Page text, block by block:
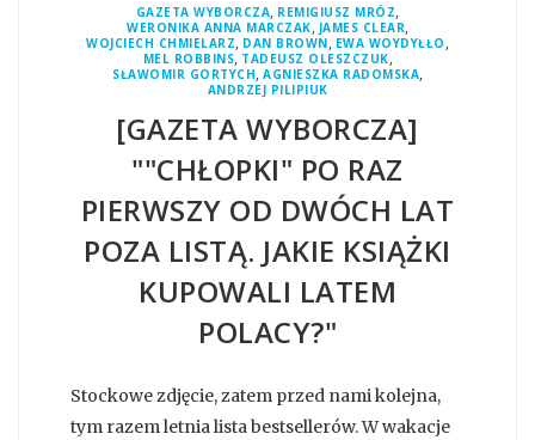
GAZETA WYBORCZA, REMIGIUSZ MRÓZ,
WERONIKA ANNA MARCZAK, JAMES CLEAR,
WOJCIECH CHMIELARZ, DAN BROWN, EWA WOYDYŁŁO ,
MEL ROBBINS, TADEUSZ OLESZCZUK,
SŁAWOMIR GORTYCH, AGNIESZKA RADOMSKA,
ANDRZEJ PILIPIUK
[GAZETA WYBORCZA]
""CHŁOPKI" PO RAZ
PIERWSZY OD DWÓCH LAT
POZA LISTĄ. JAKIE KSIĄŻKI
KUPOWALI LATEM
POLACY?"
Stockowe zdjęcie, zatem przed nami kolejna,
tym razem letnia lista bestsellerów. W wakacje